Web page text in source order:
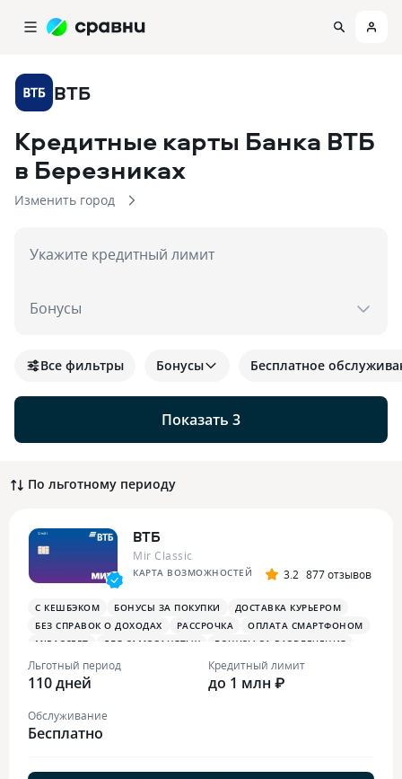
ВТБ
Кредитные карты Банка ВТБ
в Березниках
Изменить город
Укажите кредитный лимит
Бонусы
Показать 3
Все фильтры Бонусы Бесплатное
По льготному периоду
ВТБ
Mir Classic
КАРТА ВОЗМОЖНОСТЕЙ 3.2 877 отзывов
С КЕШБЭКОМ БОНУСЫ ЗА ПОКУПКИ
ДОСТАВКА КУРЬЕРОМ
БЕЗ СПРАВОК О ДОХОДАХ
РАССРОЧКА
ОПЛАТА СМАРТФОНОМ
MIRACCEPT
ДЛЯ САМОЗАНЯТЫХ
БОНУСЫ ЗА РАЗВЛЕЧЕНИЯ
ПЛАТЕЖНЫЙ СТИКЕР
Льготный период
110 дней
Кредитный лимит
до 1 млн ₽
Обслуживание
Бесплатно